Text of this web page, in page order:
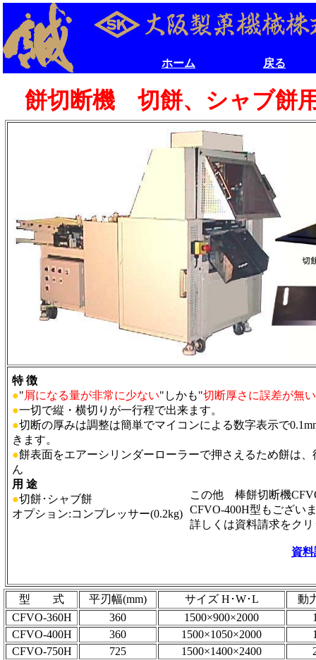
餅切断機 切餅、シャブ餅
ホーム 戻る
ホーム 戻る
特 徴
●"屑になる量が非常に少ない"しかも"切断厚さに誤差が無い
●一切で縦・横切りが一行程で出来ます。
●切断の厚みは調整は簡単でマイコンによる数字表示で
きます。
●餅表面をエアーシリンダーローラーで押さえるため餅は
ん
用 途
●切餅･シャブ餅
オプション:コンプレッサー(0.2kg)
この他 棒餅切断機
CFVO-400H型もござい
詳しくは資料請求をク
資
型 式 平刃幅(mm) サイズ H･W･L
動
CFVO-360H
360 1500×900×2000
CFVO-400H
360 1500×1050×2000
CFVO-750H
725 1500×1400×2400